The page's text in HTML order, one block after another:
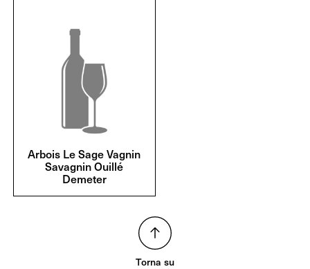
Arbois Le Sage Vagnin
Savagnin Ouillé
Demeter
Torna su